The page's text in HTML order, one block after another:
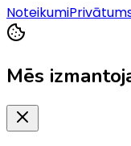
Noteikumi
Mēs